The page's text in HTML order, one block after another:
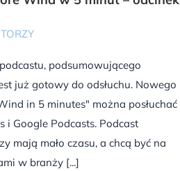
podsumowującego
już gotowy do odsłuchu. Nowego
in 5 minutes" można posłuchać
i Google Podcasts. Podcast
mają mało czasu, a chcą być na
w branży [...]